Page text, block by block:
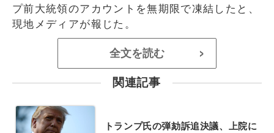
プ前大統領のアカウントを無期限で凍結したと、
現地メディアが報じた。
全文を読む >
関連記事
トランプ氏の弾劾訴追決議、上院に